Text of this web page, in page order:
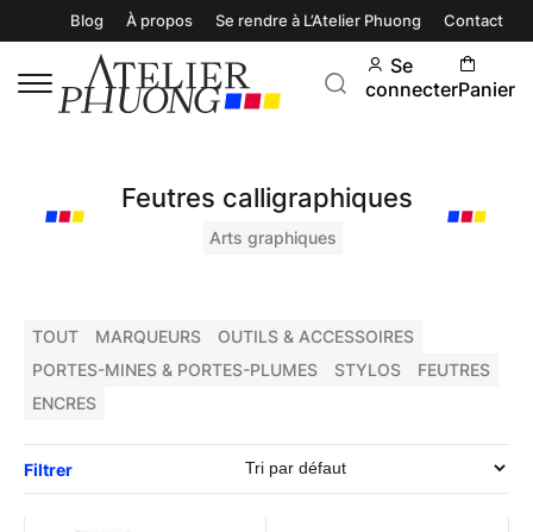
Blog À propos Se rendre à L’Atelier Phuong Contact
Se
connecterPanier
Feutres calligraphiques
Arts graphiques
TOUT MARQUEURS
OUTILS & ACCESSOIRES
PORTES-MINES & PORTES-PLUMES
STYLOS
FEUTRES
ENCRES
Filtrer